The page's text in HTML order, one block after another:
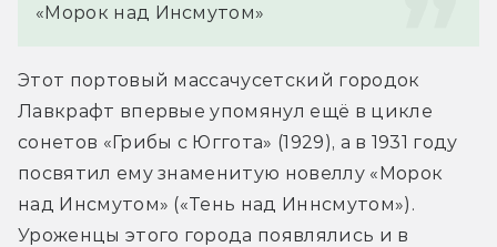
«Морок над Инсмутом»
Этот портовый массачусетский городок
Лавкрафт впервые упомянул ещё в цикле
сонетов «Грибы с Юггота» (1929), а в 1931 году
посвятил ему знаменитую новеллу «Морок
над Инсмутом» («Тень над Иннсмутом»).
Уроженцы этого города появлялись и в